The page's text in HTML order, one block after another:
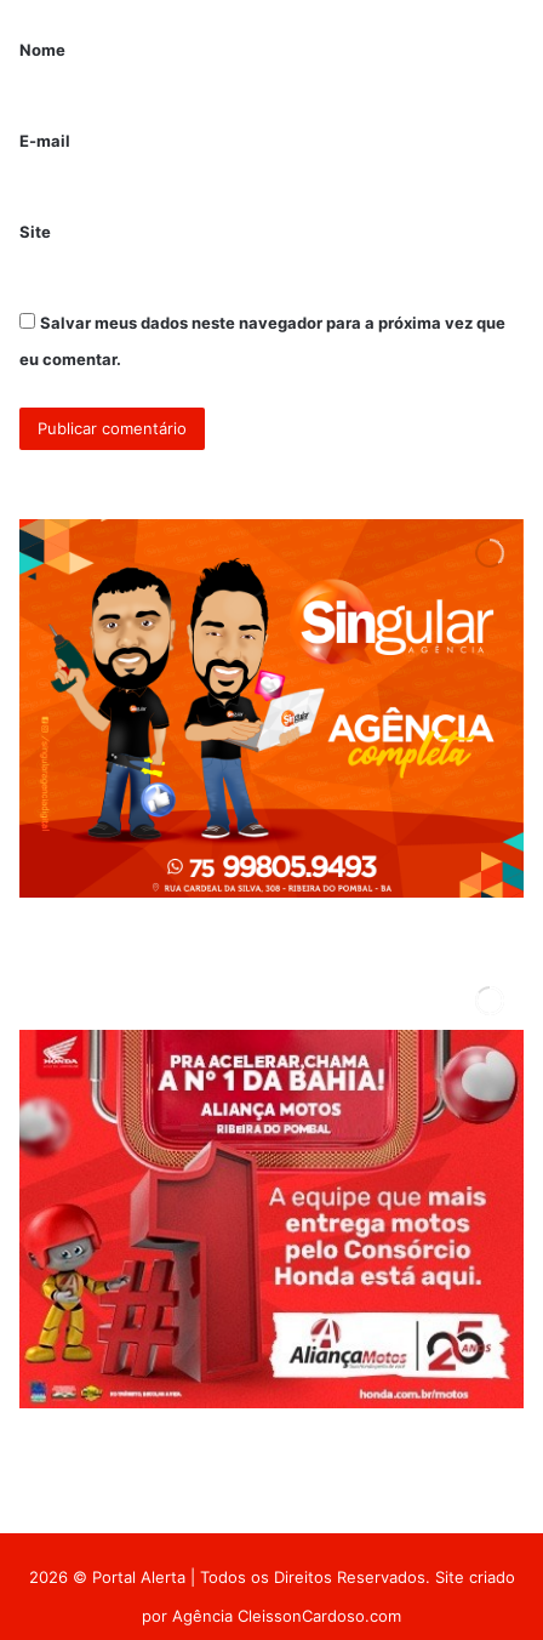
Nome
E-mail
Site
Salvar meus dados neste navegador para a próxima vez que
eu comentar.
2026 © Portal Alerta | Todos os Direitos Reservados. Site criado
por Agência CleissonCardoso.com